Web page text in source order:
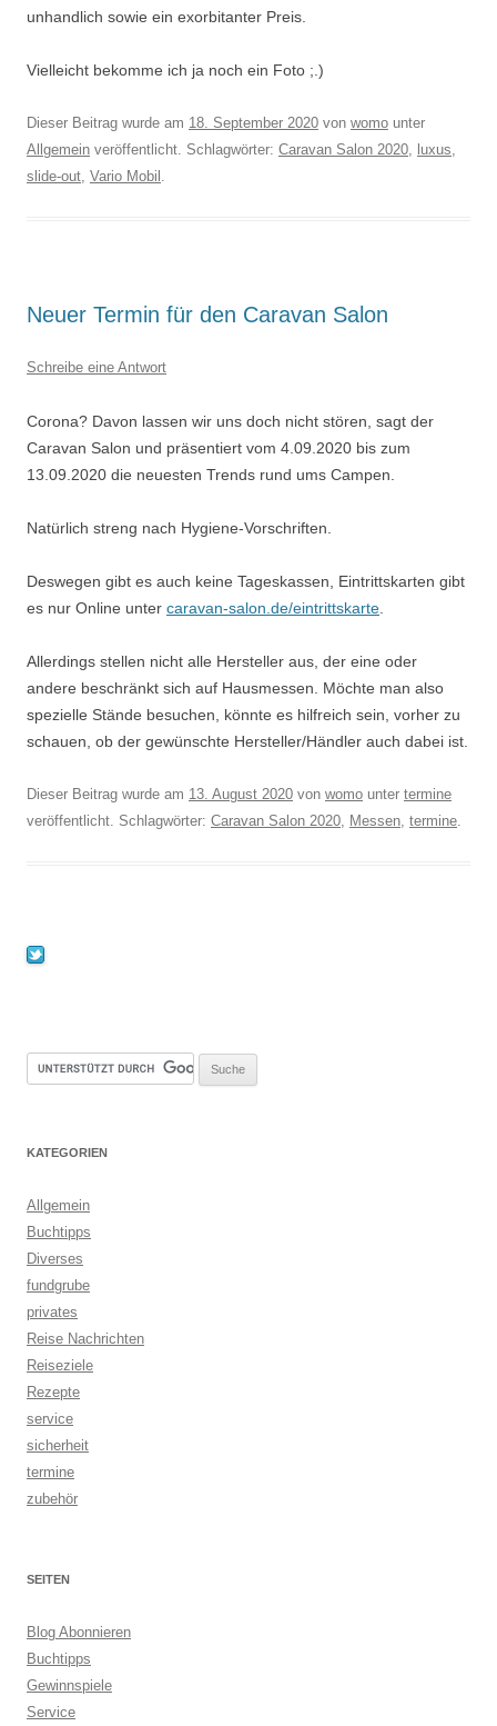
unhandlich sowie ein exorbitanter Preis.
Vielleicht bekomme ich ja noch ein Foto ;.)
Dieser Beitrag wurde am 18. September 2020 von womo unter
Allgemein veröffentlicht. Schlagwörter: Caravan Salon 2020, luxus,
slide-out, Vario Mobil .
Neuer Termin für den Caravan Salon
Schreibe eine Antwort
Corona? Davon lassen wir uns doch nicht stören, sagt der
Caravan Salon und präsentiert vom 4.09.2020 bis zum
13.09.2020 die neuesten Trends rund ums Campen.
Natürlich streng nach Hygiene-Vorschriften.
Deswegen gibt es auch keine Tageskassen, Eintrittskarten gibt
es nur Online unter caravan-salon.de/eintrittskarte.
Allerdings stellen nicht alle Hersteller aus, der eine oder
andere beschränkt sich auf Hausmessen. Möchte man also
spezielle Stände besuchen, könnte es hilfreich sein, vorher zu
schauen, ob der gewünschte Hersteller/Händler auch dabei ist.
Dieser Beitrag wurde am 13. August 2020 von womo unter termine
veröffentlicht. Schlagwörter: Caravan Salon 2020, Messen, termine.
KATEGORIEN
Allgemein
Buchtipps
Diverses
fundgrube
privates
Reise Nachrichten
Reiseziele
Rezepte
service
sicherheit
termine
zubehör
SEITEN
Blog Abonnieren
Buchtipps
Gewinnspiele
Service